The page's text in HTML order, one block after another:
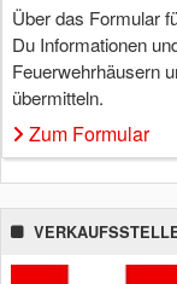
Über das Formular
Du Informationen
Feuerwehrhäusern
übermitteln.
Zum Formular